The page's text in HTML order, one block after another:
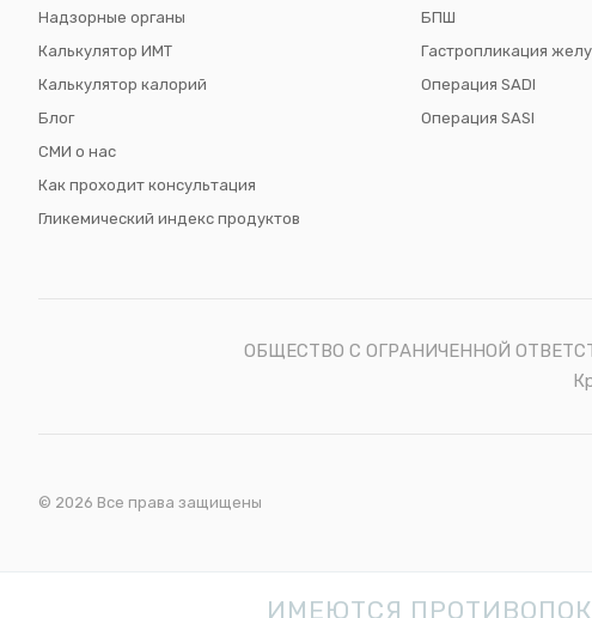
Надзорные органы
Калькулятор ИМТ
Калькулятор калорий
Блог
СМИ о нас
Как проходит консультация
Гликемический индекс продуктов
БПШ
Гастропликация
Операция SADI
Операция SASI
ОБЩЕСТВО С ОГРАНИЧЕННОЙ
© 2026 Все права защищены
ИМЕЮТСЯ